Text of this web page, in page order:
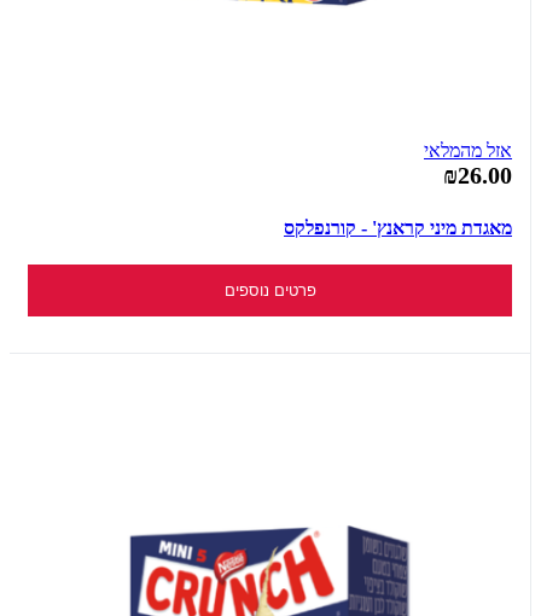
אזל מהמלאי
₪26.00
מאגדת מיני קראנץ' - קורנפלקס
פרטים נוספים